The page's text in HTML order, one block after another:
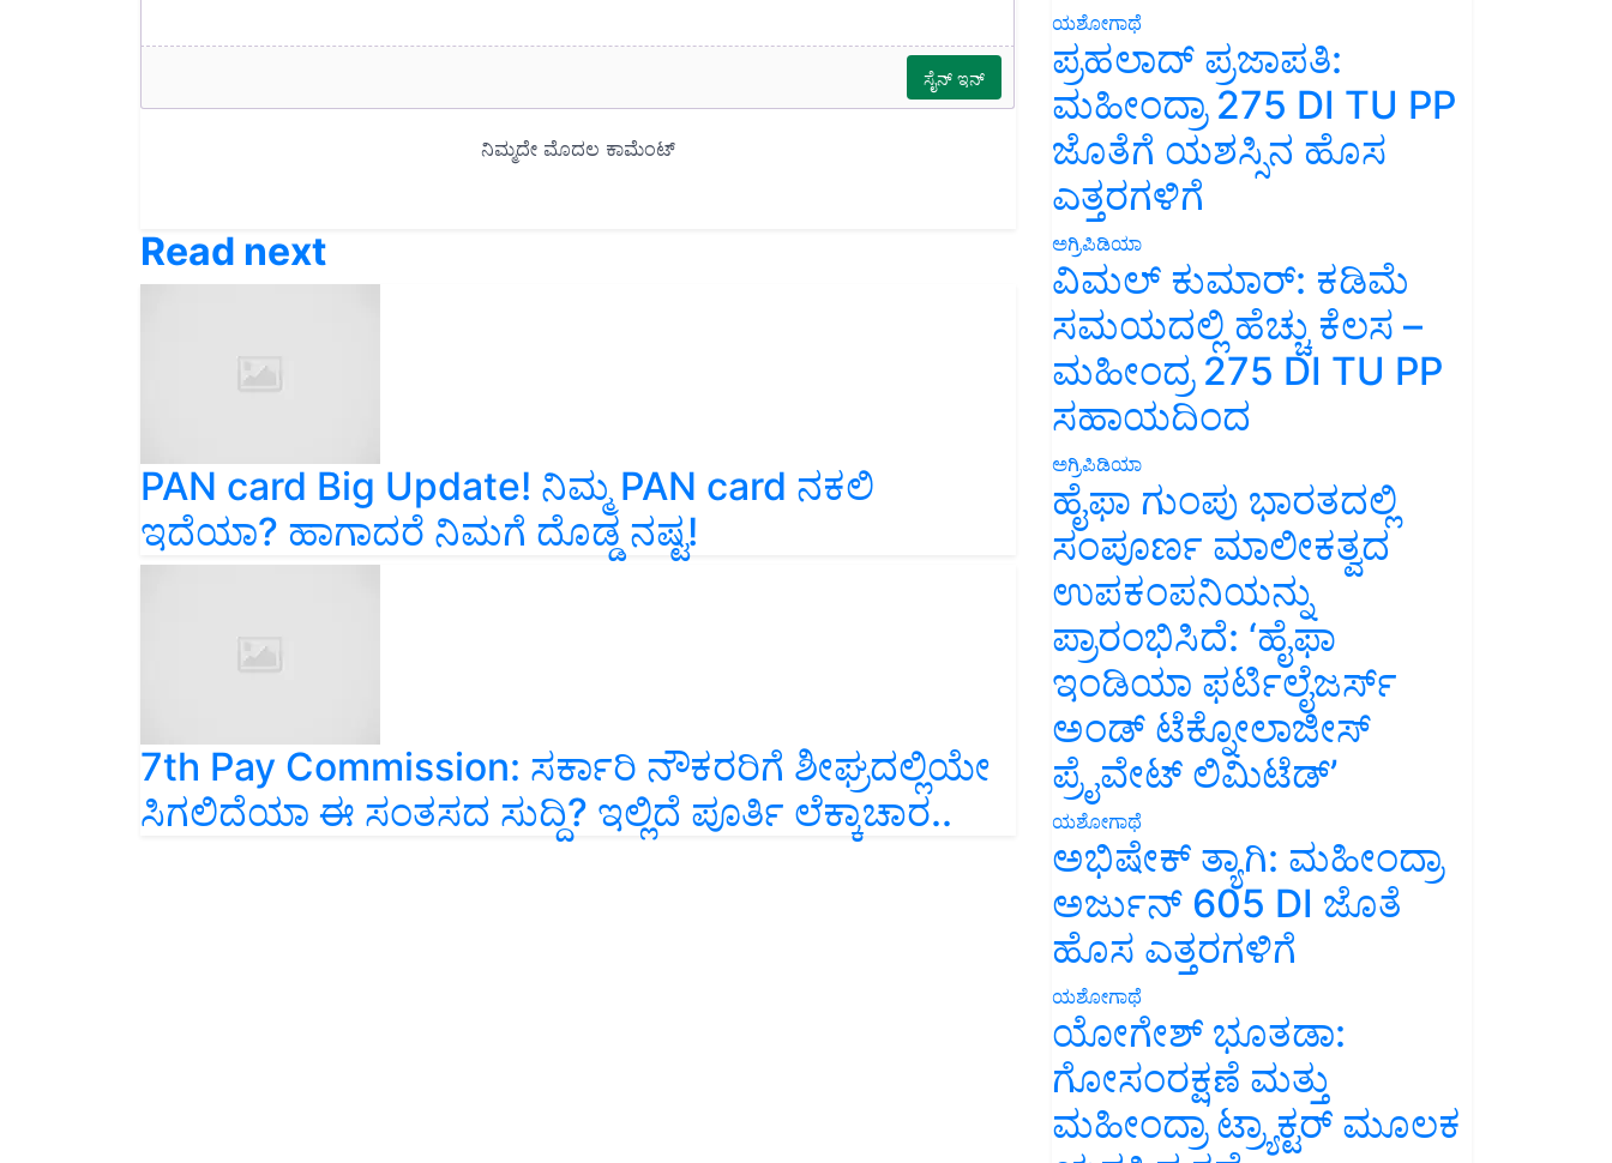
Read next
PAN card Big Update! ನಿಮ್ಮ PAN card ನಕಲಿ
ಇದೆಯಾ? ಹಾಗಾದರೆ ನಿಮಗೆ ದೊಡ್ಡ ನಷ್ಟ!
7th Pay Commission: ಸರ್ಕಾರಿ ನೌಕರರಿಗೆ ಶೀಘ್ರದಲ್ಲಿಯೇ
ಸಿಗಲಿದೆಯಾ ಈ ಸಂತಸದ ಸುದ್ದಿ? ಇಲ್ಲಿದೆ ಪೂರ್ತಿ ಲೆಕ್ಕಾಚಾರ..
ಯಶೋಗಾಥೆ
ಪ್ರಹಲಾದ್ ಪ್ರಜಾಪತಿ:
ಮಹೀಂದ್ರಾ 275 DI TU PP
ಜೊತೆಗೆ ಯಶಸ್ಸಿನ ಹೊಸ
ಎತ್ತರಗಳಿಗೆ
ಅಗ್ರಿಪಿಡಿಯಾ
ವಿಮಲ್ ಕುಮಾರ್: ಕಡಿಮೆ
ಸಮಯದಲ್ಲಿ ಹೆಚ್ಚು ಕೆಲಸ –
ಮಹೀಂದ್ರ 275 DI TU PP
ಸಹಾಯದಿಂದ
ಅಗ್ರಿಪಿಡಿಯಾ
ಹೈಫಾ ಗುಂಪು ಭಾರತದಲ್ಲಿ
ಸಂಪೂರ್ಣ ಮಾಲೀಕತ್ವದ
ಉಪಕಂಪನಿಯನ್ನು
ಪ್ರಾರಂಭಿಸಿದೆ: ‘ಹೈಫಾ
ಇಂಡಿಯಾ ಫರ್ಟಿಲೈಜರ್ಸ್
ಅಂಡ್ ಟೆಕ್ನೋಲಾಜೀಸ್
ಪ್ರೈವೇಟ್ ಲಿಮಿಟೆಡ್’
ಯಶೋಗಾಥೆ
ಅಭಿಷೇಕ್ ತ್ಯಾಗಿ: ಮಹೀಂದ್ರಾ
ಅರ್ಜುನ್ 605 DI ಜೊತೆ
ಹೊಸ ಎತ್ತರಗಳಿಗೆ
ಯಶೋಗಾಥೆ
ಯೋಗೇಶ್ ಭೂತಡಾ:
ಗೋಸಂರಕ್ಷಣೆ ಮತ್ತು
ಮಹೀಂದ್ರಾ ಟ್ರ್ಯಾಕ್ಟರ್ ಮೂಲಕ